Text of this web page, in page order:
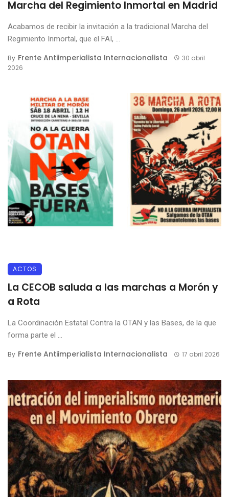
Marcha del Regimiento Inmortal en Madrid
Acabamos de recibir la invitación a la tradicional Marcha del
Regimiento Inmortal, que el FAI, ...
By Frente Antiimperialista Internacionalista
30 abril
2026
ACTOS
La CECOB saluda a las marchas a Morón y
a Rota
La Coordinación Estatal Contra la OTAN y las Bases, de la que
forma parte el ...
By Frente Antiimperialista Internacionalista 17 abril 2026